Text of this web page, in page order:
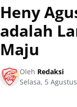
Heny
adalah
Maju
Oleh Redaksi
Selasa, 5